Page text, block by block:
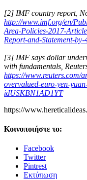
[2] IMF country report,
http://www.imf.org/en/
Area-Policies-2017-
Report-and-Statement-by-
[3] IMF says dollar
with fundamentals,
https://www.reuters.com/
overvalued-euro-yen-
idUSKBN1AD1YT
https://
Κοινοποιήστε το:
Facebook
Twitter
Pintrest
Εκτύπωση